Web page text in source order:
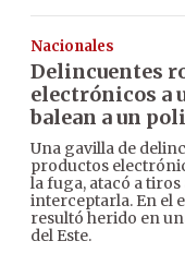
Nacionales
Delincuentes
electrónicos a
balean a un
Una gavilla de
productos
la fuga, atacó a
interceptarla. En el
resultó herido en
del Este.